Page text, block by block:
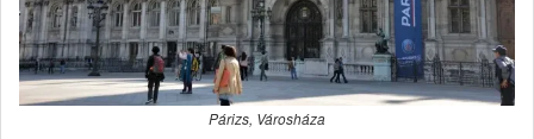
Párizs, Városháza